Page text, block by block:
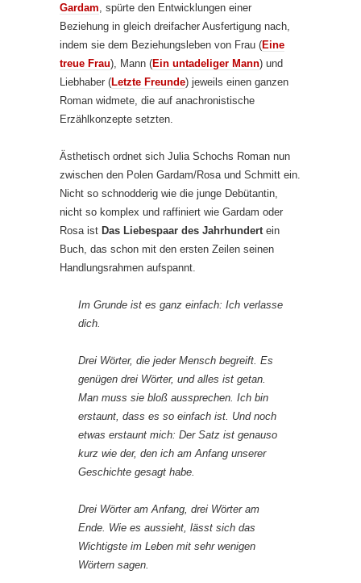
Gardam , spürte den Entwicklungen einer
Beziehung in gleich dreifacher Ausfertigung nach,
indem sie dem Beziehungsleben von Frau (Eine
treue Frau), Mann (Ein untadeliger Mann) und
Liebhaber (Letzte Freunde) jeweils einen ganzen
Roman widmete, die auf anachronistische
Erzählkonzepte setzten.
Ästhetisch ordnet sich Julia Schochs Roman nun
zwischen den Polen Gardam/Rosa und Schmitt ein.
Nicht so schnodderig wie die junge Debütantin,
nicht so komplex und raffiniert wie Gardam oder
Rosa ist Das Liebespaar des Jahrhundert ein
Buch, das schon mit den ersten Zeilen seinen
Handlungsrahmen aufspannt.
Im Grunde ist es ganz einfach: Ich verlasse
dich.
Drei Wörter, die jeder Mensch begreift. Es
genügen drei Wörter, und alles ist getan.
Man muss sie bloß aussprechen. Ich bin
erstaunt, dass es so einfach ist. Und noch
etwas erstaunt mich: Der Satz ist genauso
kurz wie der, den ich am Anfang unserer
Geschichte gesagt habe.
Drei Wörter am Anfang, drei Wörter am
Ende. Wie es aussieht, lässt sich das
Wichtigste im Leben mit sehr wenigen
Wörtern sagen.